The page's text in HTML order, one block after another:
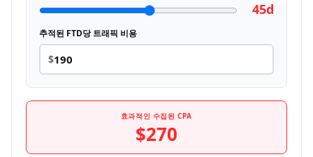
45d
추적된 FTD당 트래픽 비용
$
효과적인 수집된 CPA
$270